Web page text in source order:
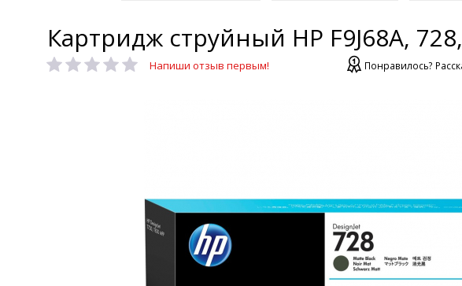
Картридж струйный HP F9J68A,
Напиши отзыв первым! Понравилось?